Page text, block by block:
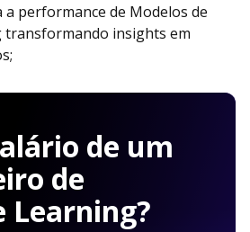
performance de Modelos de
transformando insights em
de um
de
Learning?